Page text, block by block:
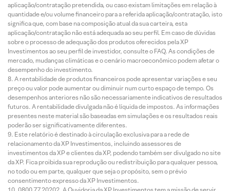
aplicação/contratação pretendida, ou caso existam limitações em relação à
quantidade e/ou volume financeiro para a referida aplicação/contratação, isto
significa que, com base na composição atual da sua carteira, esta
aplicação/contratação não está adequada ao seu perfil. Em caso de dúvidas
sobre o processo de adequação dos produtos oferecidos pela XP
Investimentos ao seu perfil de investidor, consulte o FAQ. As condições de
mercado, mudanças climáticas e o cenário macroeconômico podem afetar o
desempenho do investimento.
A rentabilidade de produtos financeiros pode apresentar variações e seu
preço ou valor pode aumentar ou diminuir num curto espaço de tempo. Os
desempenhos anteriores não são necessariamente indicativos de resultados
futuros. A rentabilidade divulgada não é líquida de impostos. As informações
presentes neste material são baseadas em simulações e os resultados reais
poderão ser significativamente diferentes.
Este relatório é destinado à circulação exclusiva para a rede de
relacionamento da XP Investimentos, incluindo assessores de
investimentos da XP e clientes da XP, podendo também ser divulgado no site
da XP. Fica proibida sua reprodução ou redistribuição para qualquer pessoa,
no todo ou em parte, qualquer que seja o propósito, sem o prévio
consentimento expresso da XP Investimentos.